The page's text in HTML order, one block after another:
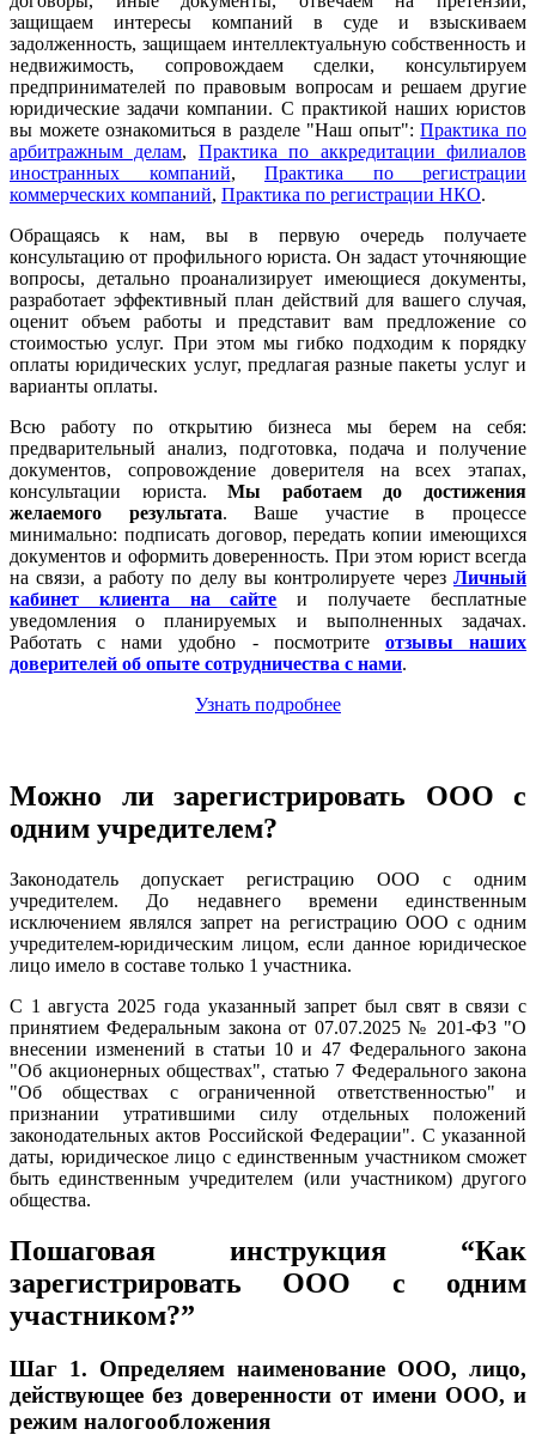
защищаем интересы компаний в суде и взыскиваем
задолженность, защищаем интеллектуальную собственность и
недвижимость, сопровождаем сделки, консультируем
предпринимателей по правовым вопросам и решаем другие
юридические задачи компании. С практикой наших юристов
вы можете ознакомиться в разделе "Наш опыт":Практика по
арбитражным делам, Практика по аккредитации филиалов
иностранных компаний, Практика по регистрации
коммерческих компаний, Практика по регистрации НКО.
Обращаясь к нам, вы в первую очередь получаете
консультацию от профильного юриста. Он задаст уточняющие
вопросы, детально проанализирует имеющиеся документы,
разработает эффективный план действий для вашего случая,
оценит объем работы и представит вам предложение со
стоимостью услуг. При этом мы гибко подходим к порядку
оплаты юридических услуг, предлагая разные пакеты услуг и
варианты оплаты.
Всю работу по открытию бизнеса мы берем на себя:
предварительный анализ, подготовка, подача и получение
документов, сопровождение доверителя на всех этапах,
консультации юриста.Мы работаем
до достижения
желаемого результата. Ваше участие в процессе
минимально: подписать договор, передать копии имеющихся
документов и оформить доверенность. При этом юрист всегда
на связи, а работу по делу вы контролируете через Личный
кабинет клиента на сайте и получаете бесплатные
уведомления о планируемых и выполненных задачах.
Работать с нами удобно - посмотрите отзывы наших
доверителей об опыте сотрудничества с нами.
Узнать подробнее
Можно ли зарегистрировать ООО с
одним учредителем?
Законодатель допускает регистрацию ООО с одним
учредителем. До недавнего времени единственным
исключением являлся запрет на регистрацию ООО с одним
учредителем-юридическим лицом, если данное юридическое
лицо имело в составе только 1 участника.
С 1 августа 2025 года указанный запрет был свят в связи с
принятием Федеральным закона от 07.07.2025 № 201-ФЗ "О
внесении изменений в статьи 10 и 47 Федерального закона
"Об акционерных обществах", статью 7 Федерального закона
"Об обществах с ограниченной ответственностью" и
признании утратившими силу отдельных положений
законодательных актов Российской Федерации". С указанной
даты, юридическое лицо с единственным участником сможет
быть единственным учредителем (или участником) другого
общества.
Пошаговая инструкция “Как
зарегистрировать ООО с одним
участником?”
Шаг 1. Определяем наименование ООО, лицо,
действующее без доверенности от имени ООО, и
режим налогообложения